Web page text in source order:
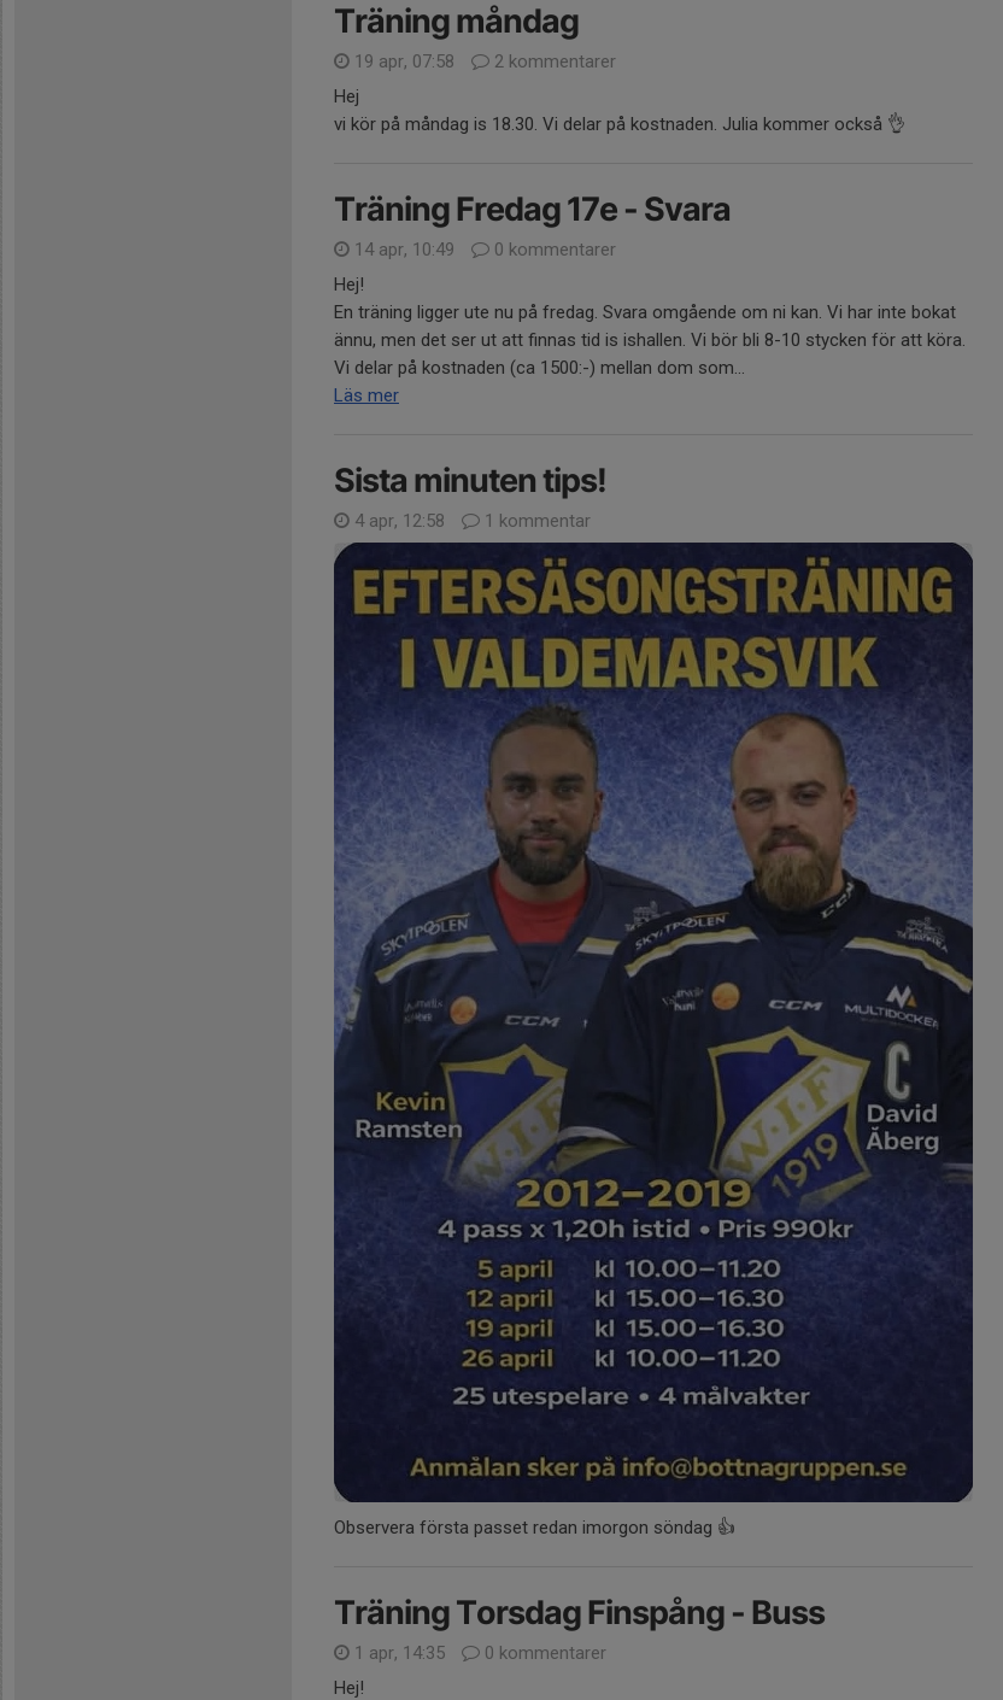
Träning måndag
19 apr, 07:58
2 kommentarer
Hej
vi kör på måndag is 18.30. Vi delar på kostnaden. Julia kommer också 👌
Träning Fredag 17e - Svara
14 apr, 10:49
0 kommentarer
Hej!
En träning ligger ute nu på fredag. Svara omgående om ni kan. Vi har inte bokat
ännu, men det ser ut att finnas tid is ishallen. Vi bör bli 8-10 stycken för att köra.
Vi delar på kostnaden (ca 1500:-) mellan dom som...
Läs mer
Sista minuten tips!
4 apr, 12:58 1 kommentar
Observera första passet redan imorgon söndag 👍
Träning Torsdag Finspång - Buss
1 apr, 14:35
0 kommentarer
Hej!